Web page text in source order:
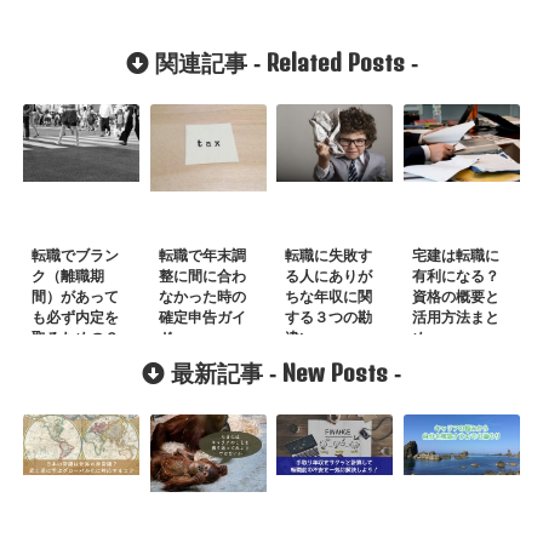
関連記事 - Related Posts-
転職でブラン
ク（離職期
間）があって
も必ず内定を
取るための３
転職で年末調
整に間に合わ
なかった時の
確定申告ガイ
ド
転職に失敗す
る人にありが
ちな年収に関
する３つの勘
違い
宅建は転職に
有利になる？
資格の概要と
活用方法まと
め
最新記事 - New Posts -